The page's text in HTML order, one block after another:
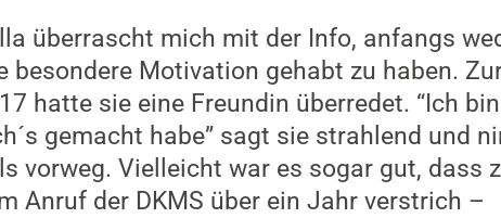
überrascht mich mit der Info, anfangs
besondere Motivation gehabt zu haben.
hatte sie eine Freundin überredet. “Ich
gemacht habe” sagt sie strahlend und
vorweg. Vielleicht war es sogar gut, dass
Anruf der DKMS über ein Jahr verstrich –